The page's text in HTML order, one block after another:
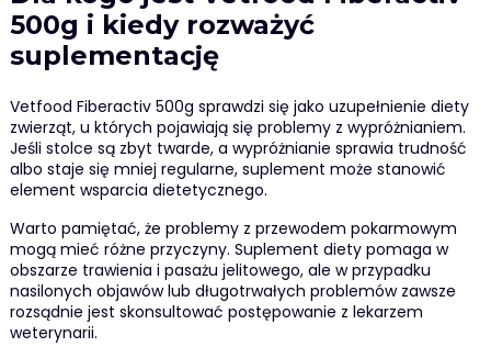
500g i kiedy rozważyć
suplementację
Vetfood Fiberactiv 500g sprawdzi się jako uzupełnienie diety
zwierząt, u których pojawiają się problemy z wypróżnianiem.
Jeśli stolce są zbyt twarde, a wypróżnianie sprawia trudność
albo staje się mniej regularne, suplement może stanowić
element wsparcia dietetycznego.
Warto pamiętać, że problemy z przewodem pokarmowym
mogą mieć różne przyczyny. Suplement diety pomaga w
obszarze trawienia i pasażu jelitowego, ale w przypadku
nasilonych objawów lub długotrwałych problemów zawsze
rozsądnie jest skonsultować postępowanie z lekarzem
weterynarii.